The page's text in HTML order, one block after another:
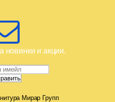
новинки и акции.
Мирар Групп